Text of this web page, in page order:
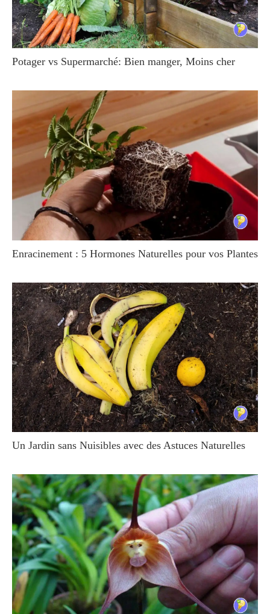
Potager vs Supermarché: Bien manger, Moins cher
Enracinement : 5 Hormones Naturelles pour vos Plantes
Un Jardin sans Nuisibles avec des Astuces Naturelles